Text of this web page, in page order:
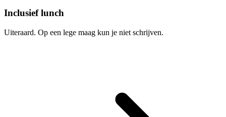
Inclusief lunch
Uiteraard. Op een lege maag kun je niet schrijven.